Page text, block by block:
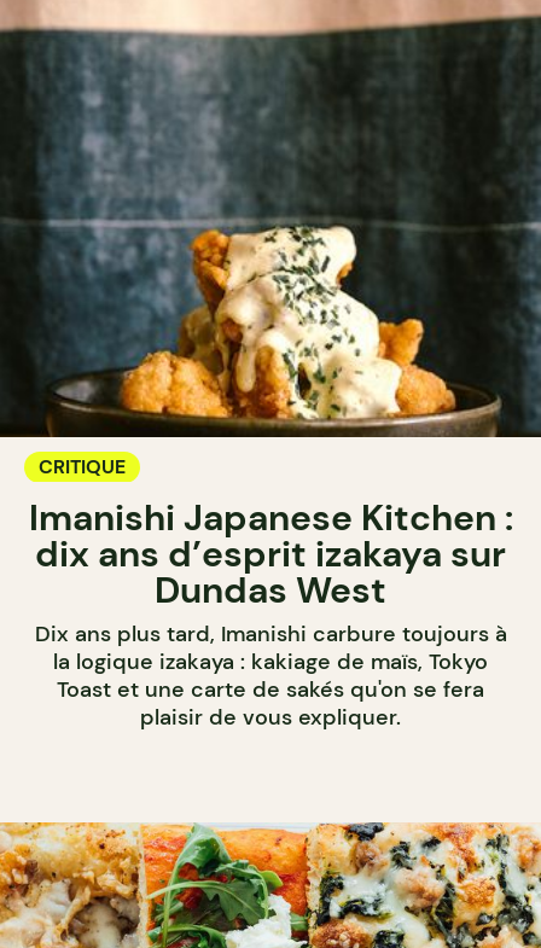
CRITIQUE
Imanishi Japanese Kitchen :
dix ans d’esprit izakaya sur
Dundas West
Dix ans plus tard, Imanishi carbure toujours à
la logique izakaya : kakiage de maïs, Tokyo
Toast et une carte de sakés qu'on se fera
plaisir de vous expliquer.